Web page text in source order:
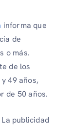
informa que
de
o más.
de los
49 años,
de 50 años.
La publicidad